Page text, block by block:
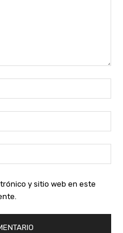
y sitio web en este